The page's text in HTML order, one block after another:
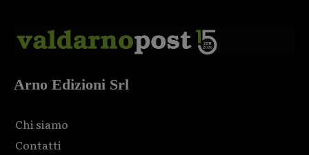
Arno Edizioni Srl
Chi siamo
Contatti